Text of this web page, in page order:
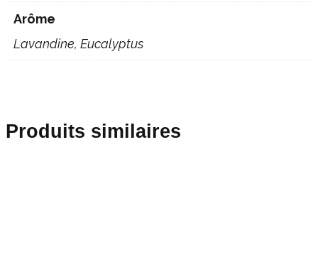
Arôme
Lavandine, Eucalyptus
Produits similaires